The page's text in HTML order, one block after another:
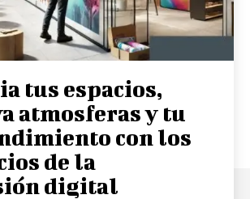
tus espacios,
atmosferas y tu
con los
de la
digital